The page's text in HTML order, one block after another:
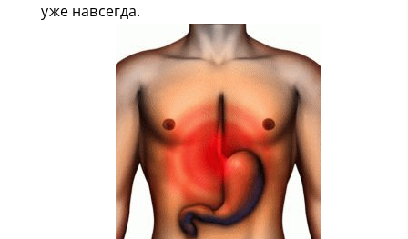
уже навсегда.